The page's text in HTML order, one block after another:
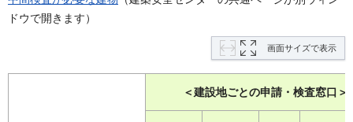
ドウで開きます）
画面サイズで表示
＜建設地ごとの申請・検査窓口＞